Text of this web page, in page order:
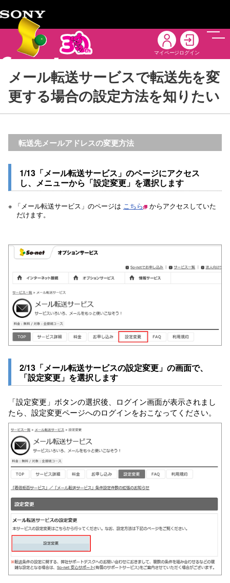
マイページ ログイン
メニ
メール転送サービスで転送先を変
更する場合の設定方法を知りたい
転送先メールアドレスの変更方法
1/13「メール転送サービス」のページにアクセス
し、メニューから「設定変更」を選択します
※ 「メール転送サービス」のページは こちら
からアクセスしていた
だけます。
2/13「メール転送サービスの設定変更」の画面で、
「設定変更」を選択します
「設定変更」ボタンの選択後、ログイン画面が表示されまし
たら、設定変更ページへのログインをおこなってください。